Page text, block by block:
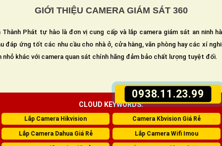
0938.11.23.99
GIỚI THIỆU CAMERA GIÁM SÁT 360
Thành Phát tự hào là đơn vị cung cấp và lắp camera giám sát an ninh
đáp ứng tốt các nhu cầu cho nhà ở, cửa hàng, văn phòng hay các xí
nhỏ khác với camera quan sát chính hãng đảm bảo chất lượng tuyệt đối.
CLOUD KEYWORDS:
Lắp Camera Hikvision Camera Kbvision Giá Rẻ
Lắp Camera Dahua Giá Rẻ Lắp Camera Wifi Imou